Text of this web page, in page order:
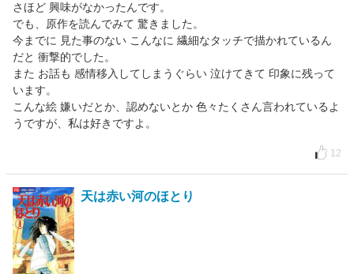
さほど 興味がなかったんです。
でも、原作を読んでみて 驚きました。
今までに 見た事のない こんなに 繊細なタッチで描かれているん
だと 衝撃的でした。
また お話も 感情移入してしまうぐらい 泣けてきて 印象に残って
います。
こんな絵 嫌いだとか、認めないとか 色々たくさん言われているよ
うですが、私は好きですよ。
12
天は赤い河のほとり